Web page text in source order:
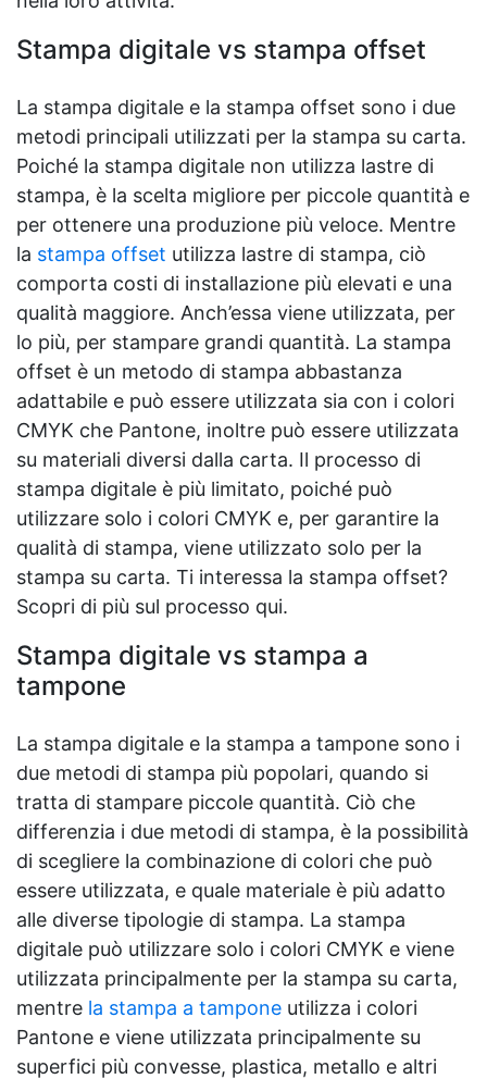
Stampa digitale vs stampa offset
La stampa digitale e la stampa offset sono i due
metodi principali utilizzati per la stampa su carta.
Poiché la stampa digitale non utilizza lastre di
stampa, è la scelta migliore per piccole quantità e
per ottenere una produzione più veloce. Mentre
la stampa offset utilizza lastre di stampa, ciò
comporta costi di installazione più elevati e una
qualità maggiore. Anch’essa viene utilizzata, per
lo più, per stampare grandi quantità. La stampa
offset è un metodo di stampa abbastanza
adattabile e può essere utilizzata sia con i colori
CMYK che Pantone, inoltre può essere utilizzata
su materiali diversi dalla carta. Il processo di
stampa digitale è più limitato, poiché può
utilizzare solo i colori CMYK e, per garantire la
qualità di stampa, viene utilizzato solo per la
stampa su carta. Ti interessa la stampa offset?
Scopri di più sul processo qui.
Stampa digitale vs stampa a
tampone
La stampa digitale e la stampa a tampone sono i
due metodi di stampa più popolari, quando si
tratta di stampare piccole quantità. Ciò che
differenzia i due metodi di stampa, è la possibilità
di scegliere la combinazione di colori che può
essere utilizzata, e quale materiale è più adatto
alle diverse tipologie di stampa. La stampa
digitale può utilizzare solo i colori CMYK e viene
utilizzata principalmente per la stampa su carta,
mentre la stampa a tampone utilizza i colori
Pantone e viene utilizzata principalmente su
superfici più convesse, plastica, metallo e altri